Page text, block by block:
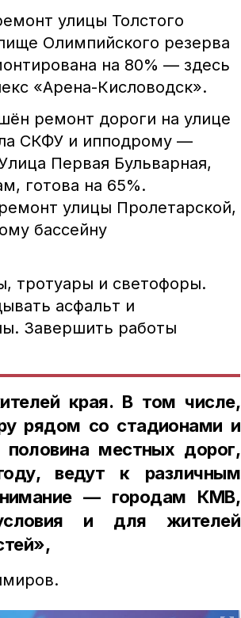
улицы Толстого
Олимпийского резерва
на 80% — здесь
«Арена-Кисловодск».
ремонт дороги на улице
СКФУ и ипподрому —
Первая Бульварная,
готова на 65%.
улицы Пролетарской,
бассейну
тротуары и светофоры.
асфальт и
Завершить работы
края. В том числе,
рядом со стадионами и
местных дорог,
ведут к различным
— городам КМВ,
и для жителей